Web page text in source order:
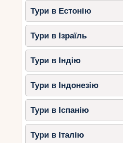
Тури в Естонію
Тури в Ізраїль
Тури в Індію
Тури в Індонезію
Тури в Іспанію
Тури в Італію